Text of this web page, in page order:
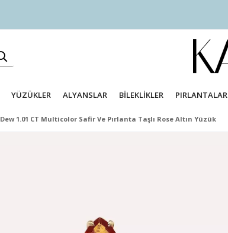
YÜZÜKLER ALYANSLAR BİLEKLİKLER PIRLANTALAR
Dew 1.01 CT Multicolor Safir Ve Pırlanta Taşlı Rose Altın Yüzük